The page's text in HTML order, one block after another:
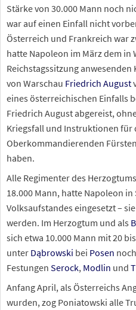
Stärke von 30.000 Mann noch
war auf einen Einfall nicht
Österreich und Frankreich war
hatte Napoleon im März dem in
Reichstagssitzung
von Warschau Friedrich August
eines österreichischen Einfalls
Friedrich August abgereist,
Kriegsfall und Instruktionen für
Oberkommandierenden Fürsten
haben.
Alle Regimenter des
18.000 Mann, hatte Napoleon
Volksaufstandes eingesetzt –
werden. Im Herzogtum und als
sich etwa 10.000 Mann mit 20
unter Dąbrowski bei Posen
Festungen Serock, Modlin und
Anfang April, als Österreichs
wurden, zog Poniatowski alle